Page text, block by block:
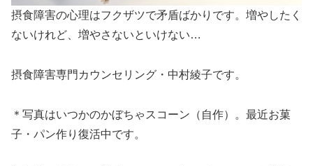
摂食障害の心理はフクザツで矛盾ばかりです。増やしたく
ないけれど、増やさないといけない…
摂食障害専門カウンセリング・中村綾子です。
＊写真はいつかのかぼちゃスコーン（自作）。最近お菓
子・パン作り復活中です。